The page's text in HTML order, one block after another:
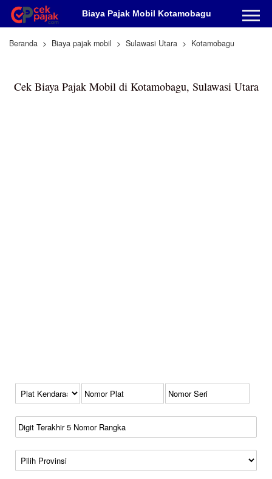
Biaya Pajak Mobil Kotamobagu
Beranda Biaya pajak mobil Sulawasi Utara Kotamobagu
Cek Biaya Pajak Mobil di Kotamobagu, Sulawasi Utara
Kode Plat Kendaraan
No Plat
No Seri
No Rangka
Wilayah